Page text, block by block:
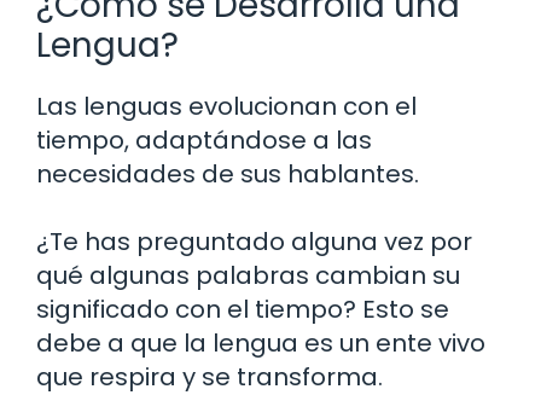
Lengua?
Las lenguas evolucionan con el
tiempo, adaptándose a las
necesidades de sus hablantes.
¿Te has preguntado alguna vez por
qué algunas palabras cambian su
significado con el tiempo? Esto se
debe a que la lengua es un ente vivo
que respira y se transforma.